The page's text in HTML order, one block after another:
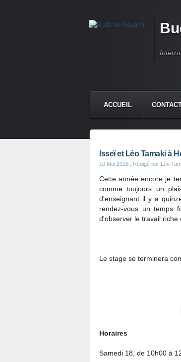
ACCUEIL
Isseï et Léo Tamaki à
10 Mai 2016 , Rédigé par Léo
Cette année encore je
comme toujours un
d'enseignant il y a
rendez-vous un temps
d'observer le travail riche
Le stage se terminera
Horaires
Samedi 18, de 10h00 à